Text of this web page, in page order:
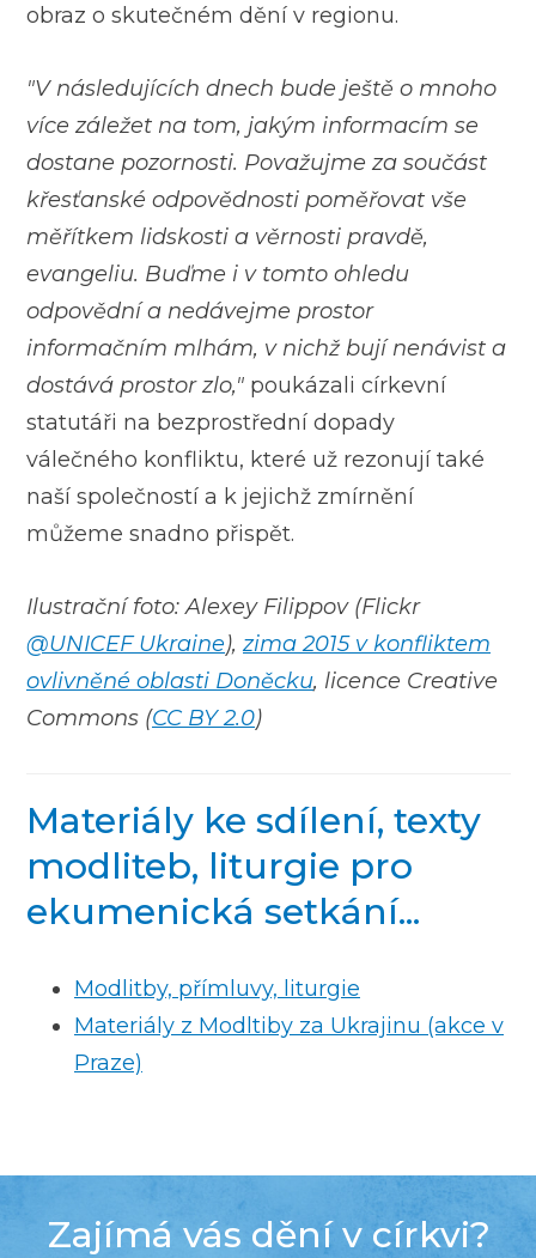
obraz o skutečném dění v regionu.
"V následujících dnech bude ještě o mnoho
více záležet na tom, jakým informacím se
dostane pozornosti. Považujme za součást
křesťanské odpovědnosti poměřovat vše
měřítkem lidskosti a věrnosti pravdě,
evangeliu. Buďme i v tomto ohledu
odpovědní a nedávejme prostor
informačním mlhám, v nichž bují nenávist a
dostává prostor zlo," poukázali církevní
statutáři na bezprostřední dopady
válečného konfliktu, které už rezonují také
naší společností a k jejichž zmírnění
můžeme snadno přispět.
Ilustrační foto: Alexey Filippov (Flickr
@UNICEF Ukraine),zima 2015 v konfliktem
ovlivněné oblasti Doněcku, licence Creative
Commons (CC BY 2.0)
Materiály ke sdílení, texty
modliteb, liturgie pro
ekumenická setkání...
Modlitby, přímluvy, liturgie
Materiály z Modltiby za Ukrajinu (akce v
Praze)
Zajímá vás dění v církvi?